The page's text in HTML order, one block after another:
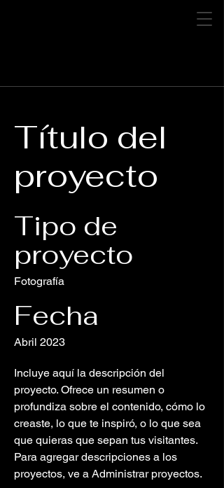
Título del
proyecto
Tipo de
proyecto
Fotografía
Fecha
Abril 2023
Incluye aquí la descripción del
proyecto. Ofrece un resumen o
profundiza sobre el contenido, cómo lo
creaste, lo que te inspiró, o lo que sea
que quieras que sepan tus visitantes.
Para agregar descripciones a los
proyectos, ve a Administrar proyectos.